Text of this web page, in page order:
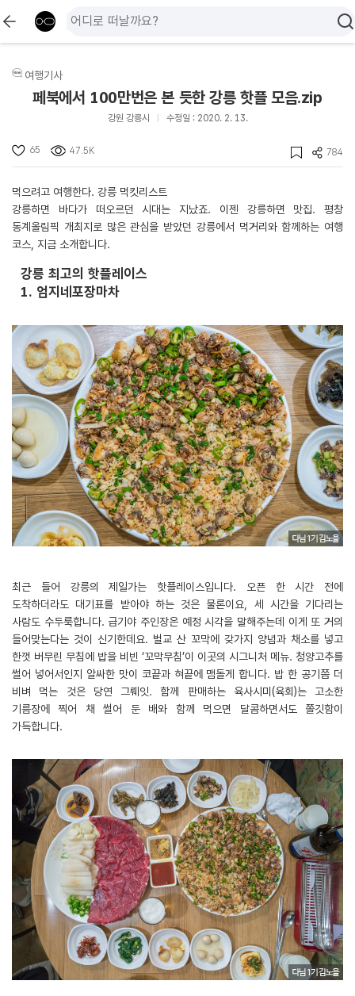
여행기사
페북에서 100만번은 본 듯한 강릉 핫플 모음.zip
강원 강릉시 수정일 : 2020. 2. 13.
65 47.5K 784
먹으려고 여행한다. 강릉 먹킷리스트
강릉하면 바다가 떠오르던 시대는 지났죠. 이젠 강릉하면 맛집. 평창
동계올림픽 개최지로 많은 관심을 받았던 강릉에서 먹거리와 함께하는 여행
코스, 지금 소개합니다.
강릉 최고의 핫플레이스
1. 엄지네포장마차
최근 들어 강릉의 제일가는 핫플레이스입니다. 오픈 한 시간 전에
도착하더라도 대기표를 받아야 하는 것은 물론이요, 세 시간을 기다리는
사람도 수두룩합니다. 급기야 주인장은 예정 시각을 말해주는데 이게 또 거의
들어맞는다는 것이 신기한데요. 벌교 산 꼬막에 갖가지 양념과 채소를 넣고
한껏 버무린 무침에 밥을 비빈 ‘꼬막무침’이 이곳의 시그니처 메뉴. 청양고추를
썰어 넣어서인지 알싸한 맛이 코끝과 혀끝에 맴돌게 합니다. 밥 한 공기쯤 더
비벼 먹는 것은 당연 그뤠잇. 함께 판매하는 육사시미(육회)는 고소한
기름장에 찍어 채 썰어 둔 배와 함께 먹으면 달콤하면서도 쫄깃함이
가득합니다.